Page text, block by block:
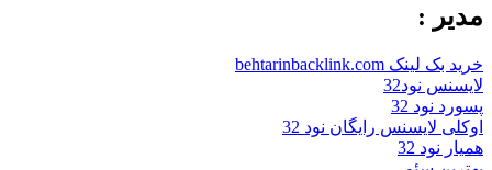
مدیر :
خرید بک لینک behtarinbacklink.com
لایسنس نود32
پسورد نود 32
اوکلی لایسنس رایگان نود 32
همیار نود 32